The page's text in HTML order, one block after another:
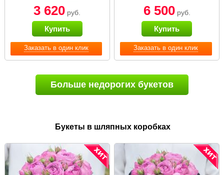
Заказать в один клик
3 620 руб.
Купить
Заказать в один клик
6 500руб.
Купить
Больше недорогих букетов
Букеты в шляпных коробках